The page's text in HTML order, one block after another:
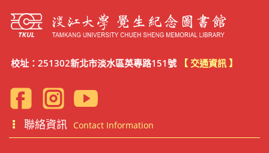
校址：251302新北市淡水區英專路151號 【 交通資訊 】
聯絡資訊 Contact Information